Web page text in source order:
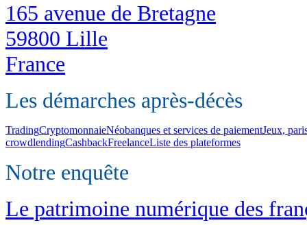
165 avenue de Bretagne
59800 Lille
France
Les démarches après-décès
TradingCryptomonnaieNéobanques et services de paiementJeux,
crowdlendingCashbackFreelanceListe des plateformes
Notre enquête
Le patrimoine numérique des